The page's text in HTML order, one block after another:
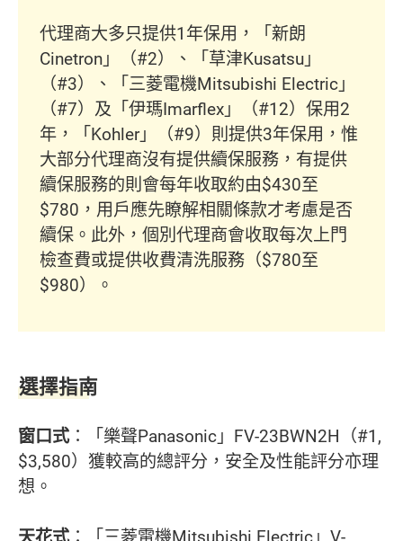
代理商大多只提供1年保用，「新朗
Cinetron」（#2）、「草津Kusatsu」
（#3）、「三菱電機Mitsubishi Electric」
（#7）及「伊瑪Imarflex」（#12）保用2
年，「Kohler」（#9）則提供3年保用，惟
大部分代理商沒有提供續保服務，有提供
續保服務的則會每年收取約由$430至
$780，用戶應先瞭解相關條款才考慮是否
續保。此外，個別代理商會收取每次上門
檢查費或提供收費清洗服務（$780至
$980）。
選擇指南
窗口式：「樂聲Panasonic」FV-23BWN2H（#1,
$3,580）獲較高的總評分，安全及性能評分亦理
想。
天花式：「三菱電機Mitsubishi Electric」V-